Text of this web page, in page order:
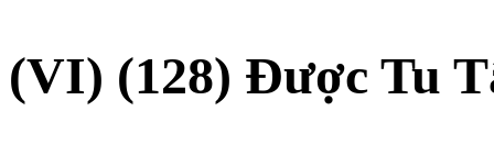
(VI) (128) Ðược Tu